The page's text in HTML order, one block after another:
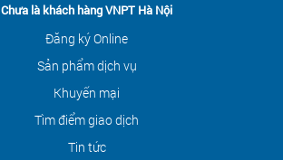
Chưa là khách hàng VNPT Hà Nội
Đăng ký Online
Sản phẩm dịch vụ
Khuyến mại
Tìm điểm giao dịch
Tin tức